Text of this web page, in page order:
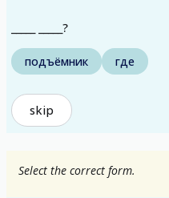
_____ _____?
подъёмник где
skip
Select the correct form.